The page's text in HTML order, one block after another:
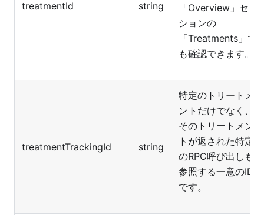
treatmentId string
「Overview」セク
ションの
「Treatments」で
も確認できます。
treatmentTrackingId string
特定のトリートメ
ントだけでなく、
そのトリートメン
トが返された特定
のRPC呼び出しも
参照する一意のID
です。